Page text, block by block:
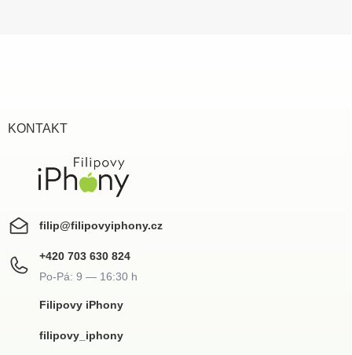
KONTAKT
filip@filipovyiphony.cz
+420 703 630 824
Filipovy iPhony
filipovy_iphony